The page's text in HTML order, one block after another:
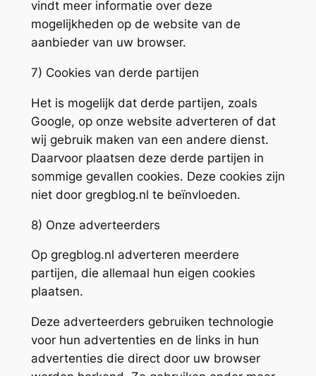
vindt meer informatie over deze
mogelijkheden op de website van de
aanbieder van uw browser.
7) Cookies van derde partijen
Het is mogelijk dat derde partijen, zoals
Google, op onze website adverteren of dat
wij gebruik maken van een andere dienst.
Daarvoor plaatsen deze derde partijen in
sommige gevallen cookies. Deze cookies zijn
niet door gregblog.nl te beïnvloeden.
8) Onze adverteerders
Op gregblog.nl adverteren meerdere
partijen, die allemaal hun eigen cookies
plaatsen.
Deze adverteerders gebruiken technologie
voor hun advertenties en de links in hun
advertenties die direct door uw browser